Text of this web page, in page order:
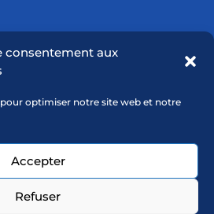
consentement aux
optimiser notre site web et notre
Accepter
Refuser
SUR